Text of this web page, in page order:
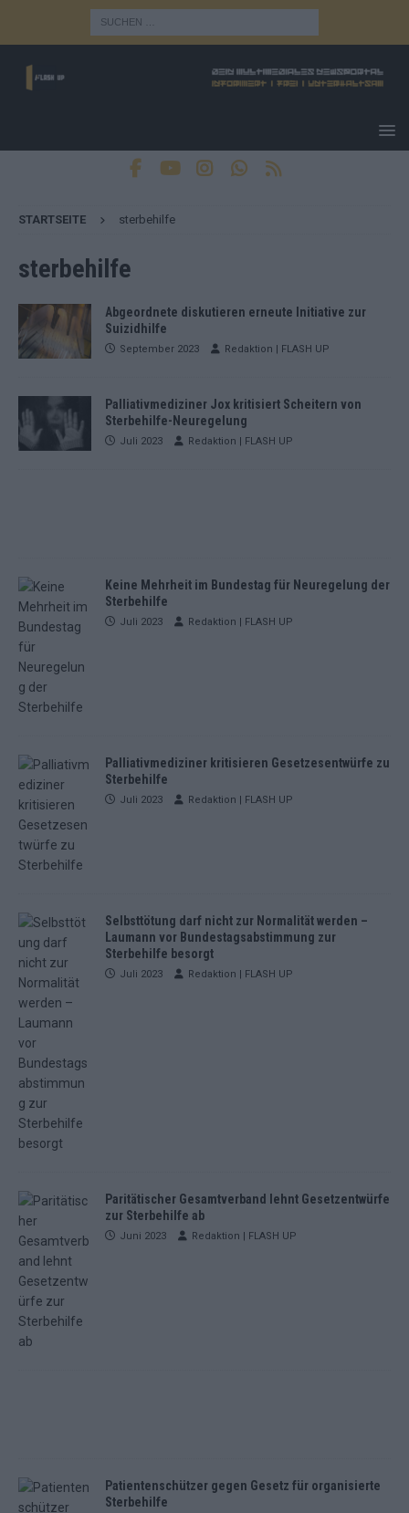
STARTSEITE sterbehilfe
sterbehilfe
Abgeordnete diskutieren erneute Initiative zur
Suizidhilfe
September 2023 Redaktion | FLASH UP
Palliativmediziner Jox kritisiert Scheitern von
Sterbehilfe-Neuregelung
Juli 2023 Redaktion | FLASH UP
Keine Mehrheit im Bundestag für Neuregelung der
Sterbehilfe
Juli 2023 Redaktion | FLASH UP
Palliativmediziner kritisieren Gesetzesentwürfe zu
Sterbehilfe
Juli 2023 Redaktion | FLASH UP
Selbsttötung darf nicht zur Normalität werden –
Laumann vor Bundestagsabstimmung zur
Sterbehilfe besorgt
Juli 2023 Redaktion | FLASH UP
Paritätischer Gesamtverband lehnt Gesetzentwürfe
zur Sterbehilfe ab
Juni 2023 Redaktion | FLASH UP
Patientenschützer gegen Gesetz für organisierte
Sterbehilfe